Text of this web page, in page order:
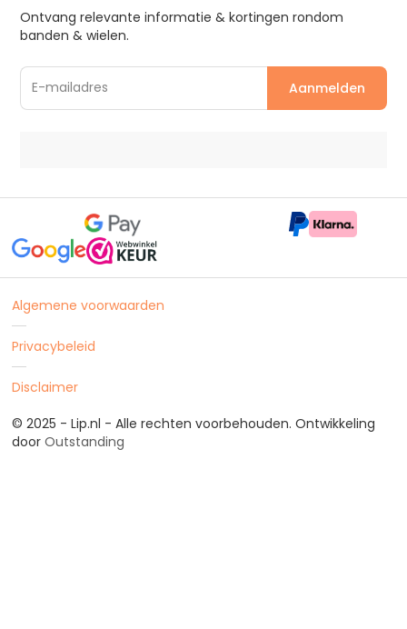
Ontvang relevante informatie & kortingen rondom
banden & wielen.
Algemene voorwaarden
Privacybeleid
Disclaimer
© 2025 - Lip.nl - Alle rechten voorbehouden. Ontwikkeling
door Outstanding